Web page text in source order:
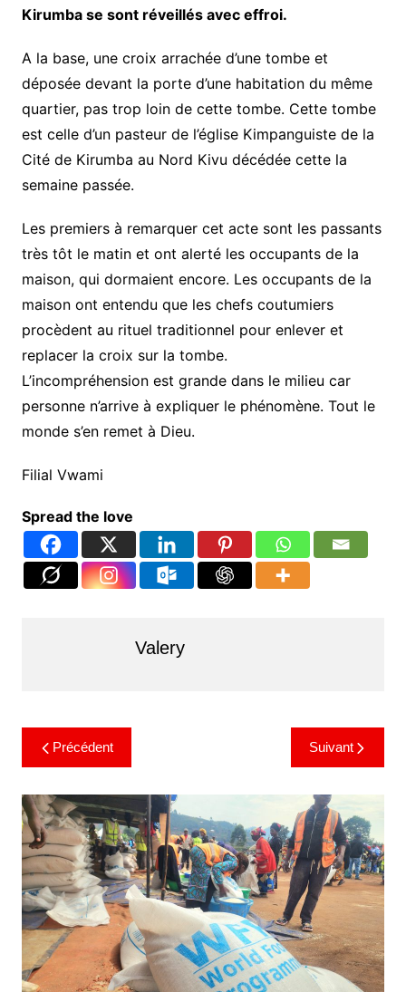
Kirumba se sont réveillés avec effroi.
A la base, une croix arrachée d’une tombe et
déposée devant la porte d’une habitation du même
quartier, pas trop loin de cette tombe. Cette tombe
est celle d’un pasteur de l’église Kimpanguiste de la
Cité de Kirumba au Nord Kivu décédée cette la
semaine passée.
Les premiers à remarquer cet acte sont les passants
très tôt le matin et ont alerté les occupants de la
maison, qui dormaient encore. Les occupants de la
maison ont entendu que les chefs coutumiers
procèdent au rituel traditionnel pour enlever et
replacer la croix sur la tombe.
L’incompréhension est grande dans le milieu car
personne n’arrive à expliquer le phénomène. Tout le
monde s’en remet à Dieu.
Filial Vwami
Spread the love
Valery
Précédent Suivant